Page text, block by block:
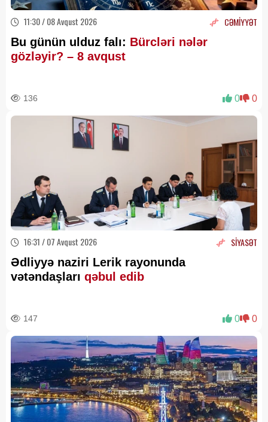
11:30 / 08 Avqust 2026 CƏMİYYƏT
Bu günün ulduz falı: Bürcləri nələr
gözləyir? – 8 avqust
136 0 0
16:31 / 07 Avqust 2026 SİYASƏT
Ədliyyə naziri Lerik rayonunda
vətəndaşları qəbul edib
147 0 0